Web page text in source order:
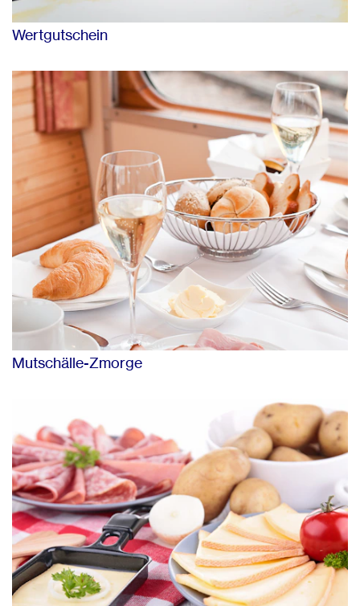
Wertgutschein
Mutschälle-Zmorge